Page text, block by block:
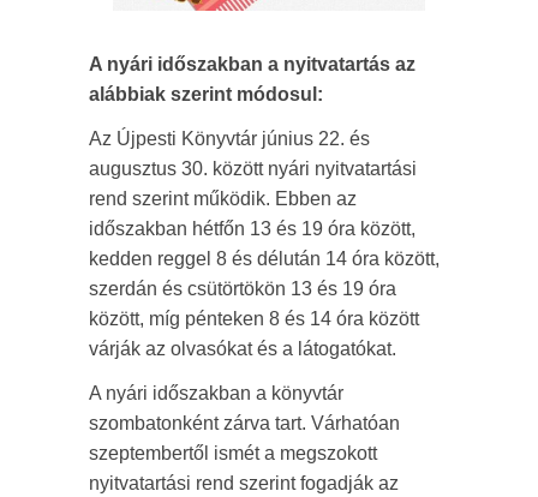
A nyári időszakban a nyitvatartás az
alábbiak szerint módosul:
Az Újpesti Könyvtár június 22. és
augusztus 30. között nyári nyitvatartási
rend szerint működik. Ebben az
időszakban hétfőn 13 és 19 óra között,
kedden reggel 8 és délután 14 óra között,
szerdán és csütörtökön 13 és 19 óra
között, míg pénteken 8 és 14 óra között
várják az olvasókat és a látogatókat.
A nyári időszakban a könyvtár
szombatonként zárva tart. Várhatóan
szeptembertől ismét a megszokott
nyitvatartási rend szerint fogadják az